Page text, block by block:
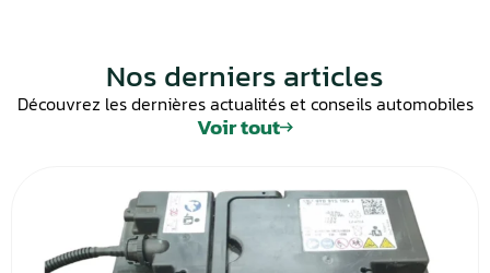
Nos derniers articles
Découvrez les dernières actualités et conseils automobiles
Voir tout